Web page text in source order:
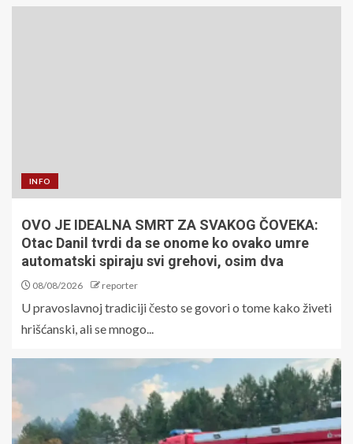
INFO
OVO JE IDEALNA SMRT ZA SVAKOG ČOVEKA:
Otac Danil tvrdi da se onome ko ovako umre
automatski spiraju svi grehovi, osim dva
08/08/2026 reporter
U pravoslavnoj tradiciji često se govori o tome kako živeti
hrišćanski, ali se mnogo...